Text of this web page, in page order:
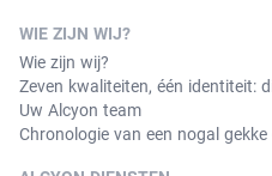
WIE ZIJN WIJ?
Wie zijn wij?
Zeven kwaliteiten, één identiteit:
Uw Alcyon team
Chronologie van een nogal